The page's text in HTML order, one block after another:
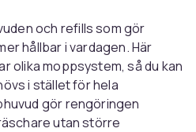
och refills som gör
hållbar i vardagen. Här
olika moppsystem, så du kan
i stället för hela
gör rengöringen
utan större